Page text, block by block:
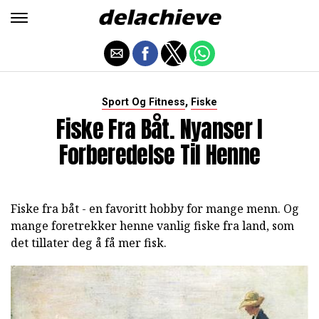
Sport Og Fitness, Fiske
Fiske Fra Båt. Nyanser I
Forberedelse Til Henne
Fiske fra båt - en favoritt hobby for mange menn. Og
mange foretrekker henne vanlig fiske fra land, som
det tillater deg å få mer fisk.